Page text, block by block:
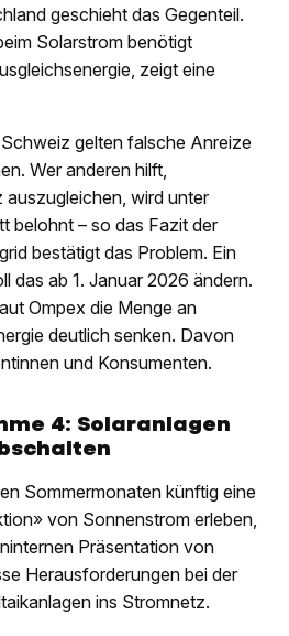
geschieht das Gegenteil.
Solarstrom benötigt
zeigt eine
gelten falsche Anreize
Wer anderen hilft,
wird unter
belohnt – so das Fazit der
bestätigt das Problem. Ein
das ab 1. Januar 2026 ändern.
Ompex die Menge an
deutlich senken. Davon
und Konsumenten.
4: Solaranlagen
Sommermonaten künftig eine
von Sonnenstrom erleben,
Präsentation von
Herausforderungen bei der
ins Stromnetz.